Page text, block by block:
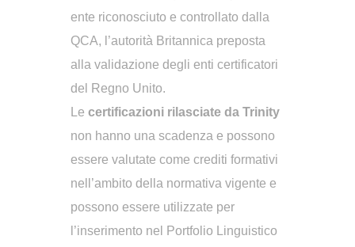
prezzo:
da
€49.00
a
€250.00
ente riconosciuto e controllato dalla
QCA, l’autorità Britannica preposta
alla validazione degli enti certificatori
del Regno Unito.
Le certificazioni rilasciate da Trinity
non hanno una scadenza e possono
essere valutate come crediti formativi
nell’ambito della normativa vigente e
possono essere utilizzate per
l’inserimento nel Portfolio Linguistico